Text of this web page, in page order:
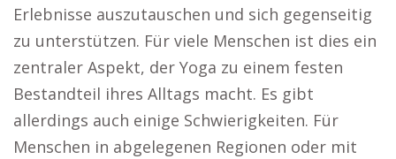
Erlebnisse auszutauschen und sich gegenseitig
zu unterstützen. Für viele Menschen ist dies ein
zentraler Aspekt, der Yoga zu einem festen
Bestandteil ihres Alltags macht. Es gibt
allerdings auch einige Schwierigkeiten. Für
Menschen in abgelegenen Regionen oder mit